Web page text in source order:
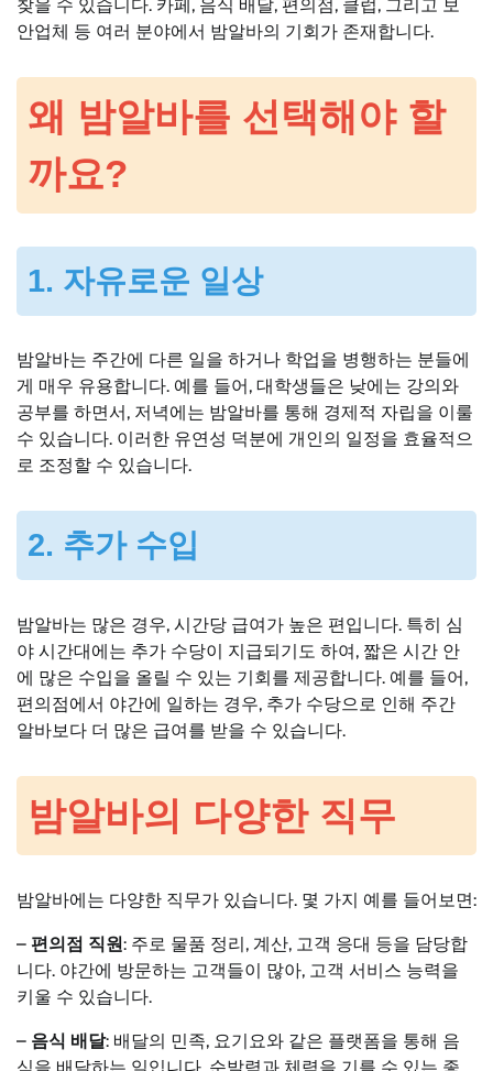
찾을 수 있습니다. 카페, 음식 배달, 편의점, 클럽, 그리고 보
안업체 등 여러 분야에서 밤알바의 기회가 존재합니다.
왜 밤알바를 선택해야 할
까요?
1. 자유로운 일상
밤알바는 주간에 다른 일을 하거나 학업을 병행하는 분들에
게 매우 유용합니다. 예를 들어, 대학생들은 낮에는 강의와
공부를 하면서, 저녁에는 밤알바를 통해 경제적 자립을 이룰
수 있습니다. 이러한 유연성 덕분에 개인의 일정을 효율적으
로 조정할 수 있습니다.
2. 추가 수입
밤알바는 많은 경우, 시간당 급여가 높은 편입니다. 특히 심
야 시간대에는 추가 수당이 지급되기도 하여, 짧은 시간 안
에 많은 수입을 올릴 수 있는 기회를 제공합니다. 예를 들어,
편의점에서 야간에 일하는 경우, 추가 수당으로 인해 주간
알바보다 더 많은 급여를 받을 수 있습니다.
밤알바의 다양한 직무
밤알바에는 다양한 직무가 있습니다. 몇 가지 예를 들어보면:
– 편의점 직원: 주로 물품 정리, 계산, 고객 응대 등을 담당합
니다. 야간에 방문하는 고객들이 많아, 고객 서비스 능력을
키울 수 있습니다.
– 음식 배달: 배달의 민족, 요기요와 같은 플랫폼을 통해 음